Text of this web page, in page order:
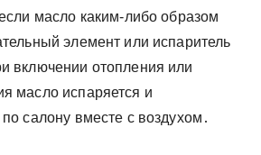
масло каким-либо образом
элемент или испаритель
включении отопления или
масло испаряется и
салону вместе с воздухом․